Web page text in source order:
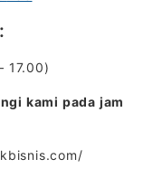
17.00)
kami pada jam